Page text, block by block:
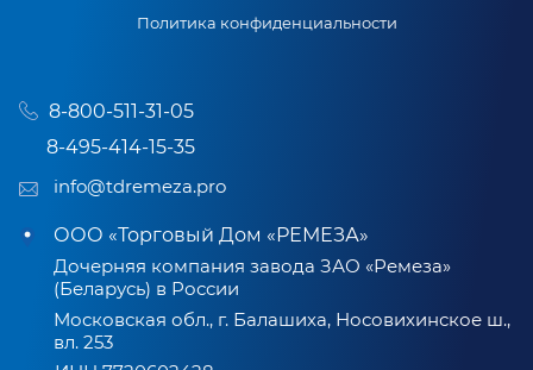
Политика конфиденциальности
8-800-511-31-05
8-495-414-15-35
info@tdremeza.pro
ООО «Торговый Дом «РЕМЕЗА»
Дочерняя компания завода ЗАО «Ремеза»
(Беларусь) в России
Московская обл., г. Балашиха, Носовихинское ш.,
вл. 253